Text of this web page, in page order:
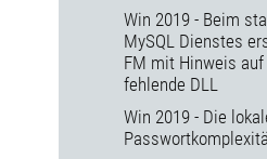
Win 2019 - Beim
MySQL Dienstes
FM mit Hinweis auf
fehlende DLL
Win 2019 - Die